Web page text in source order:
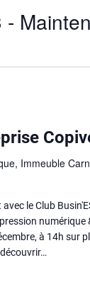
-
Immeuble
le Club
à 14h sur